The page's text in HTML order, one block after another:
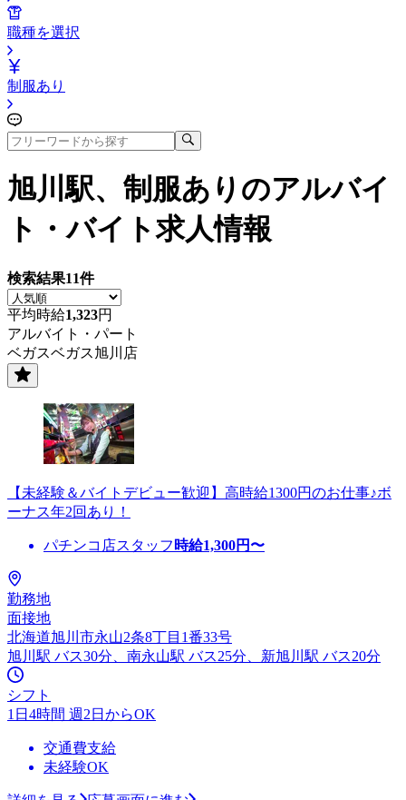
職種を選択
制服あり
旭川駅、制服あり のアルバイ
ト・バイト求人情報
検索結果11件
平均時給1,323円
アルバイト・パート
ベガスベガス旭川店
【未経験＆バイトデビュー歓迎】高時給1300円のお仕事♪ボ
ーナス年2回あり！
パチンコ店スタッフ 時給1,300円〜
勤務地
面接地
北海道旭川市永山2条8丁目1番33号
旭川駅 バス30分、南永山駅 バス25分、新旭川駅 バス20分
シフト
1日4時間 週2日からOK
交通費支給
未経験OK